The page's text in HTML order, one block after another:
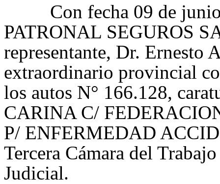
Con fecha 09 de
PATRONAL SEGUROS
representante, Dr. Ernesto
extraordinario provincial
los autos N° 166.128,
CARINA C/
P/ ENFERMEDAD
Tercera Cámara del
Judicial.